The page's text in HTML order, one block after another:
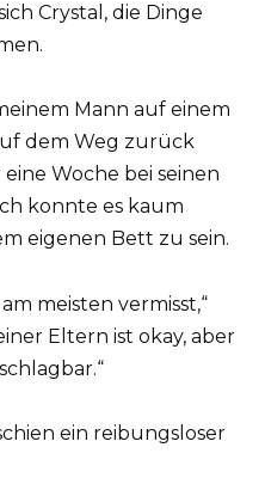
Crystal, die Dinge
Mann auf einem
dem Weg zurück
Woche bei seinen
konnte es kaum
eigenen Bett zu sein.
meisten vermisst,“
Eltern ist okay, aber
ein reibungsloser